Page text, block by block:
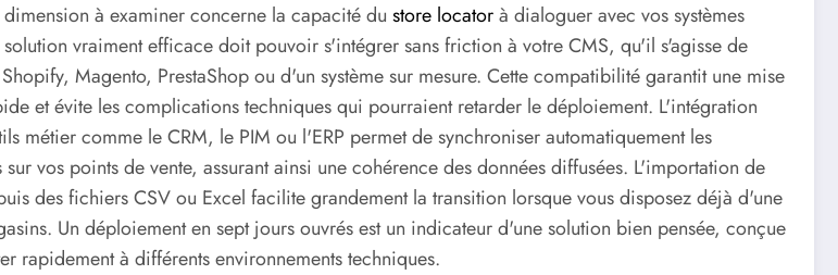
à examiner concerne la capacité dustore locatorà dialoguer avec vos systèmes
solution vraiment efficace doit pouvoir s'intégrer sans friction à votre CMS, qu'il s'agisse de
Magento, PrestaShop ou d'un système sur mesure. Cette compatibilité garantit une mise
et évite les complications techniques qui pourraient retarder le déploiement. L'intégration
métier comme le CRM, le PIM ou l'ERP permet de synchroniser automatiquement les
vos points de vente, assurant ainsi une cohérence des données diffusées. L'importation de
des fichiers CSV ou Excel facilite grandement la transition lorsque vous disposez déjà d'une
Un déploiement en sept jours ouvrés est un indicateur d'une solution bien pensée, conçue
rapidement à différents environnements techniques.